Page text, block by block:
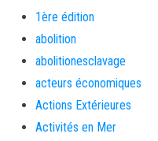
1ère édition
abolition
abolitionesclavage
acteurs économiques
Actions Extérieures
Activités en Mer